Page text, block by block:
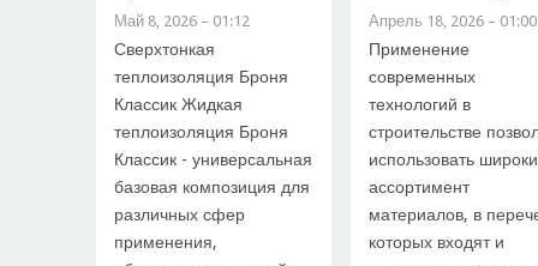
Май 8, 2026 – 01:12
Сверхтонкая
теплоизоляция Броня
Классик Жидкая
теплоизоляция Броня
Классик - универсальная
базовая композиция для
различных сфер
применения,
Апрель 18, 2026 – 01:00
Применение
современных
технологий в
строительстве
использовать
ассортимент
материалов, в
которых входят и